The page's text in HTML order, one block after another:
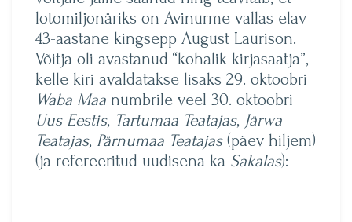
lotomiljonäriks on Avinurme vallas elav
43-aastane kingsepp August Laurison.
Võitja oli avastanud “kohalik kirjasaatja”,
kelle kiri avaldatakse lisaks 29. oktoobri
Waba Maa numbrile veel 30. oktoobri
Uus Eestis, Tartumaa Teatajas, Järwa
Teatajas, Pärnumaa Teatajas(päev hiljem)
(ja refereeritud uudisena ka Sakalas):